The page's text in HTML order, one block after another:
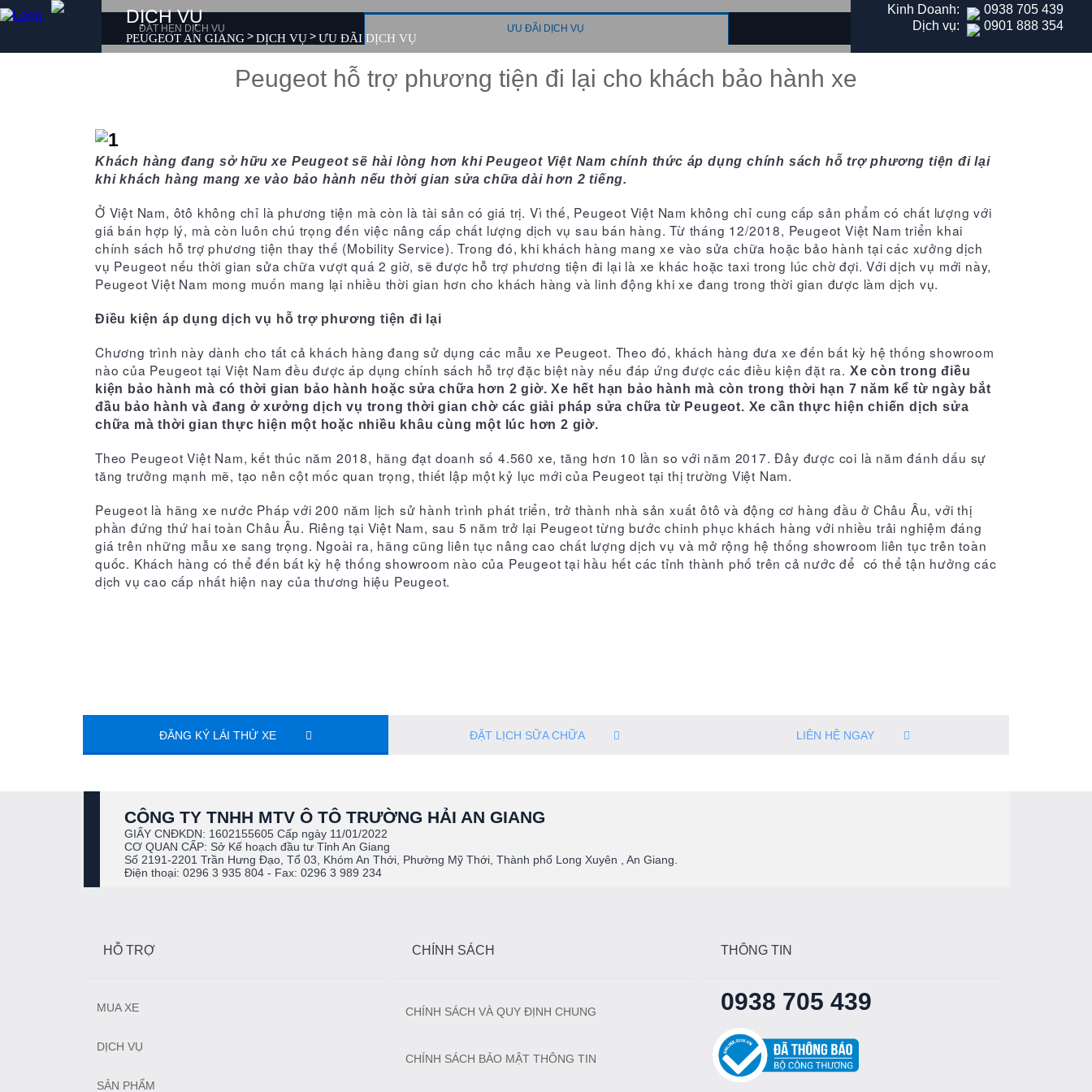
DỊCH VỤ
PEUGEOT AN GIANG>DỊCH VỤ>ƯU ĐÃI DỊCH VỤ
Kinh Doanh:
0938 705 439
Dịch vụ:
0901 888 354
ĐẶT HẸN DỊCH VỤ ƯU ĐÃI DỊCH VỤ THÔNG TIN DỊCH VỤ
Peugeot hỗ trợ phương tiện đi lại cho khách bảo hành xe
Khách hàng đang sở hữu xe Peugeot sẽ hài lòng hơn khi Peugeot Việt Nam chính thức áp dụng chính sách hỗ trợ phương tiện đi lại
khi khách hàng mang xe vào bảo hành nếu thời gian sửa chữa dài hơn 2 tiếng.
Ở Việt Nam, ôtô không chỉ là phương tiện mà còn là tài sản có giá trị. Vì thế, Peugeot Việt Nam không chỉ cung cấp sản phẩm có chất lượng với
giá bán hợp lý, mà còn luôn chú trọng đến việc nâng cấp chất lượng dịch vụ sau bán hàng. Từ tháng 12/2018, Peugeot Việt Nam triển khai
chính sách hỗ trợ phương tiện thay thế (Mobility Service). Trong đó, khi khách hàng mang xe vào sửa chữa hoặc bảo hành tại các xưởng dịch
vụ Peugeot nếu thời gian sửa chữa vượt quá 2 giờ, sẽ được hỗ trợ phương tiện đi lại là xe khác hoặc taxi trong lúc chờ đợi. Với dịch vụ mới này,
Peugeot Việt Nam mong muốn mang lại nhiều thời gian hơn cho khách hàng và linh động khi xe đang trong thời gian được làm dịch vụ.
Điều kiện áp dụng dịch vụ hỗ trợ phương tiện đi lại
Chương trình này dành cho tất cả khách hàng đang sử dụng các mẫu xe Peugeot. Theo đó, khách hàng đưa xe đến bất kỳ hệ thống showroom
nào của Peugeot tại Việt Nam đều được áp dụng chính sách hỗ trợ đặc biệt này nếu đáp ứng được các điều kiện đặt ra. Xe còn trong điều
kiện bảo hành mà có thời gian bảo hành hoặc sửa chữa hơn 2 giờ. Xe hết hạn bảo hành mà còn trong thời hạn 7 năm kể từ ngày bắt
đầu bảo hành và đang ở xưởng dịch vụ trong thời gian chờ các giải pháp sửa chữa từ Peugeot. Xe cần thực hiện chiến dịch sửa
chữa mà thời gian thực hiện một hoặc nhiều khâu cùng một lúc hơn 2 giờ.
Theo Peugeot Việt Nam, kết thúc năm 2018, hãng đạt doanh số 4.560 xe, tăng hơn 10 lần so với năm 2017. Đây được coi là năm đánh dấu sự
tăng trưởng mạnh mẽ, tạo nên cột mốc quan trọng, thiết lập một kỷ lục mới của Peugeot tại thị trường Việt Nam.
Peugeot là hãng xe nước Pháp với 200 năm lịch sử hành trình phát triển, trở thành nhà sản xuất ôtô và động cơ hàng đầu ở Châu Âu, với thị
phần đứng thứ hai toàn Châu Âu. Riêng tại Việt Nam, sau 5 năm trở lại Peugeot từng bước chinh phục khách hàng với nhiều trải nghiệm đáng
giá trên những mẫu xe sang trọng. Ngoài ra, hãng cũng liên tục nâng cao chất lượng dịch vụ và mở rộng hệ thống showroom liên tục trên toàn
quốc. Khách hàng có thể đến bất kỳ hệ thống showroom nào của Peugeot tại hầu hết các tỉnh thành phố trên cả nước để có thể tận hưởng các
dịch vụ cao cấp nhất hiện nay của thương hiệu Peugeot.
ĐĂNG KÝ LÁI THỬ XE ĐẶT LỊCH SỮA CHỮA LIÊN HỆ NGAY
CÔNG TY TNHH MTV Ô TÔ TRƯỜNG HẢI AN GIANG
GIẤY CNĐKDN: 1602155605 Cấp ngày 11/01/2022
CƠ QUAN CẤP: Sở Kế hoạch đầu tư Tỉnh An Giang
Số 2191-2201 Trần Hưng Đạo, Tổ 03, Khóm An Thới, Phường Mỹ Thới, Thành phố Long Xuyên , An Giang.
Điện thoại: 0296 3 935 804 - Fax: 0296 3 989 234
HỖ TRỢ
MUA XE
DỊCH VỤ
SẢN PHẨM
CHÍNH SÁCH
CHÍNH SÁCH VÀ QUY ĐỊNH CHUNG
CHÍNH SÁCH BẢO MẬT THÔNG TIN
THÔNG TIN
0938 705 439